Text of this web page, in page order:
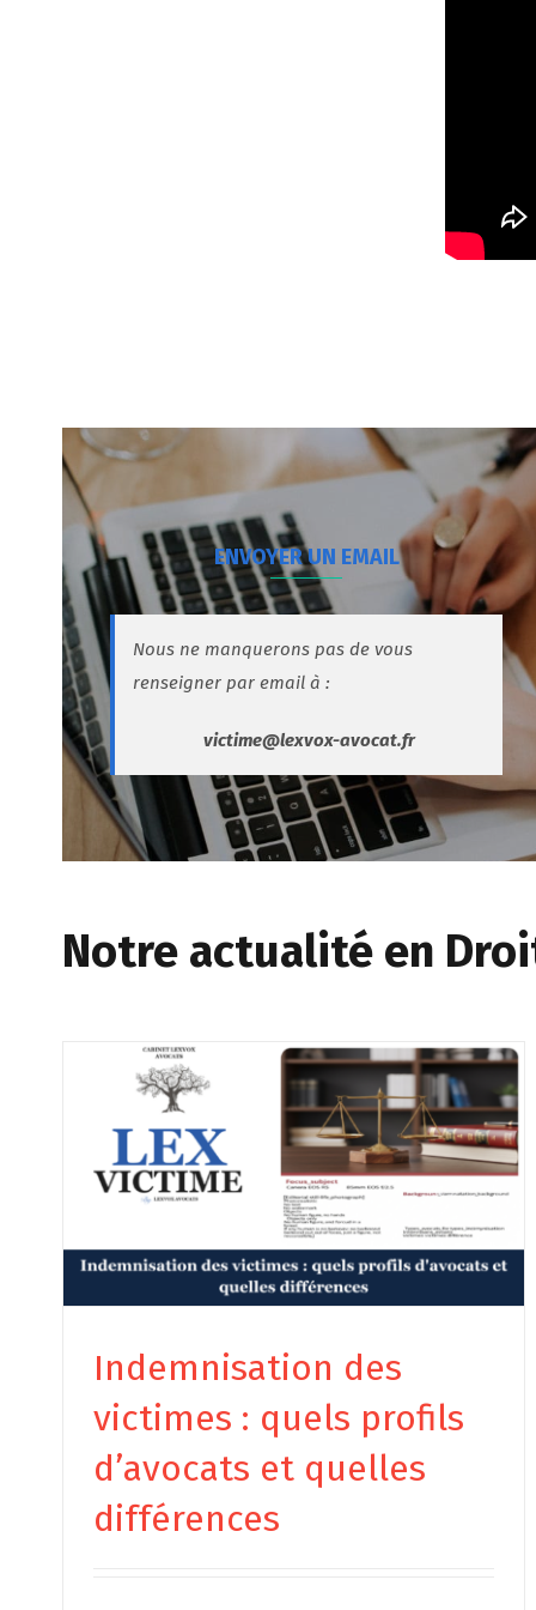
ENVOYER UN EMAIL
Nous ne manquerons pas de vous
renseigner par email à :
victime@lexvox-avocat.fr
Notre actualité en
Indemnisation des
victimes : quels profils
d’avocats et quelles
différences